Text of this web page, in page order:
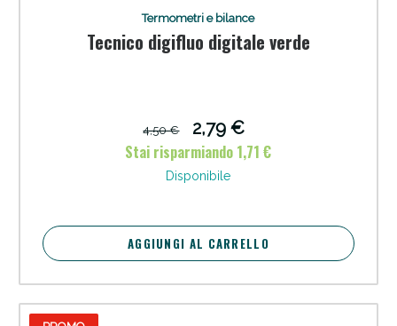
Termometri e bilance
Tecnico digifluo digitale verde
4,50 €
2,79 €
Stai risparmiando 1,71 €
Disponibile
AGGIUNGI AL CARRELLO